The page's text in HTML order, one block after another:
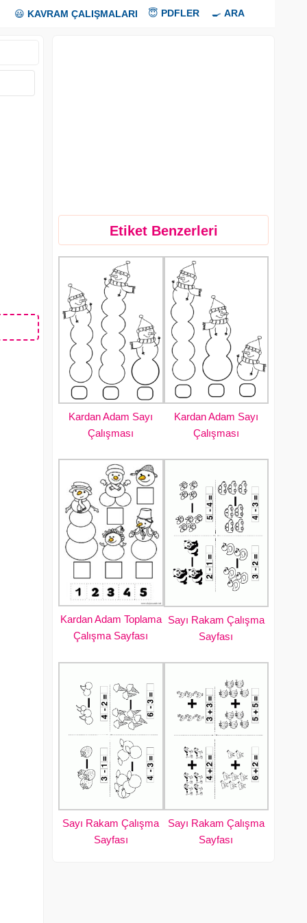
😃 KAVRAM ÇALIŞMALARI 😇 PDFLER 🍳 ARA
Etiket Benzerleri
Kardan Adam Sayı
Çalışması
Kardan Adam Sayı
Çalışması
Kardan Adam Toplama
Çalışma Sayfası
Sayı Rakam Çalışma
Sayfası
Sayı Rakam Çalışma
Sayfası
Sayı Rakam Çalışma
Sayfası